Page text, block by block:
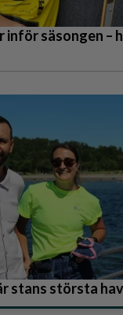
inför säsongen –
stans största